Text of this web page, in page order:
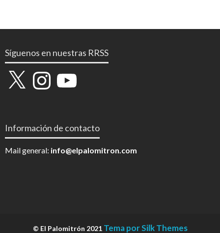
Síguenos en nuestras RRSS
X InstagramYouTube
Información de contacto
Mail general: info@elpalomitron.com
© El Palomitrón 2021 Tema por Silk Themes